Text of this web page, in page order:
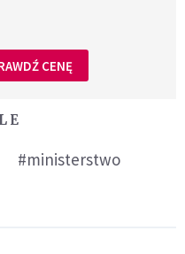
CENĘ
#ministerstwo